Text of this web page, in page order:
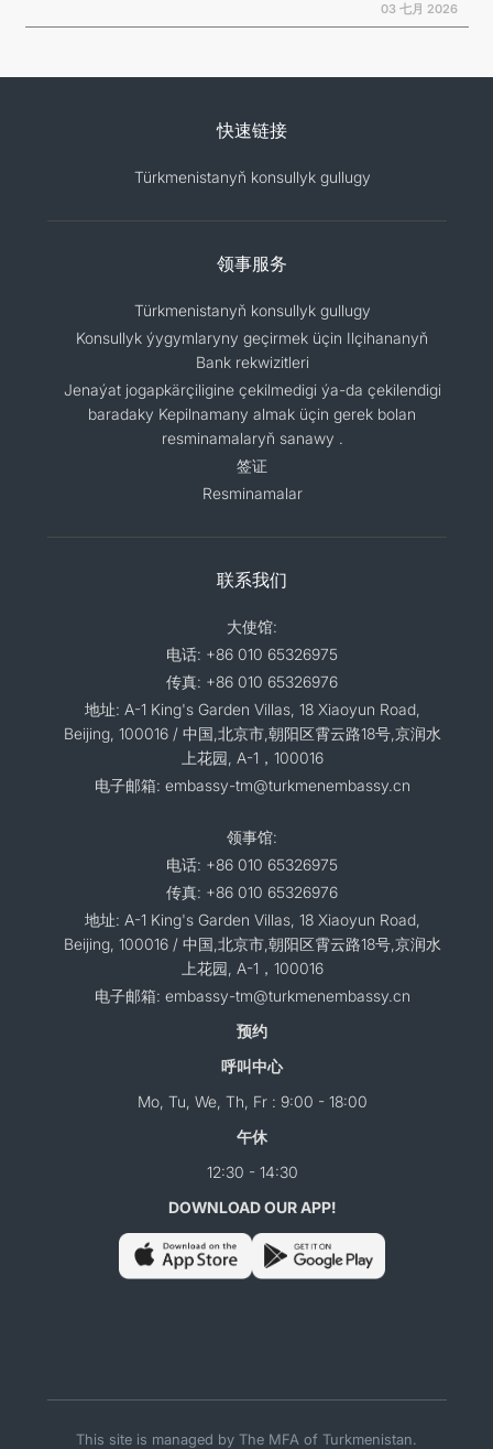
03 七月 2026
快速链接
Türkmenistanyň konsullyk gullugy
领事服务
Türkmenistanyň konsullyk gullugy
Konsullyk ýygymlaryny geçirmek üçin Ilçihananyň
Bank rekwizitleri
Jenaýat jogapkärçiligine çekilmedigi ýa-da çekilendigi
baradaky Kepilnamany almak üçin gerek bolan
resminamalaryň sanawy .
签证
Resminamalar
联系我们
大使馆:
电话: +86 010 65326975
传真: +86 010 65326976
地址: A-1 King's Garden Villas, 18 Xiaoyun Road,
Beijing, 100016 / 中国,北京市,朝阳区霄云路18号,京润水
上花园, A-1，100016
电子邮箱: embassy-tm@turkmenembassy.cn
领事馆:
电话: +86 010 65326975
传真: +86 010 65326976
地址: A-1 King's Garden Villas, 18 Xiaoyun Road,
Beijing, 100016 / 中国,北京市,朝阳区霄云路18号,京润水
上花园, A-1，100016
电子邮箱: embassy-tm@turkmenembassy.cn
预约
呼叫中心
Mo, Tu, We, Th, Fr : 9:00 - 18:00
午休
12:30 - 14:30
DOWNLOAD OUR APP!
This site is managed by The MFA of Turkmenistan.